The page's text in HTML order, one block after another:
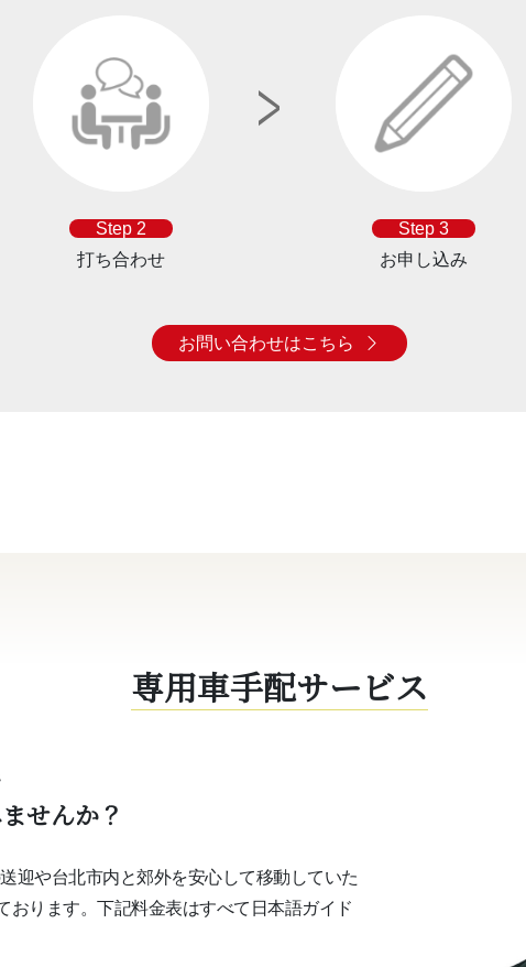
Step 2
打ち合わせ
Step 3
お申し込み
お問い合わせはこちら
専用車手配サービス
せんか？
迎や台北市内と郊外を安⼼して移動していた
おります。下記料⾦表はすべて⽇本語ガイド